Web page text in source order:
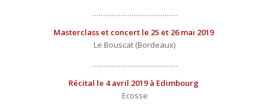
…………………………………
Masterclass et concert le 25 et 26 mai 2019
Le Bouscat (Bordeaux)
…………………………………
Récital le 4 avril 2019 à Edimbourg
Ecosse